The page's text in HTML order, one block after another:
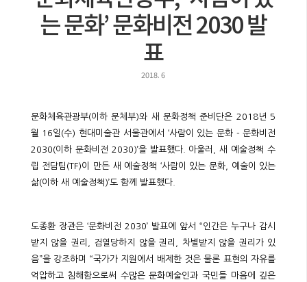
는 문화’ 문화비전 2030 발
표
2018. 6
문화체육관광부(이하 문체부)와 새 문화정책 준비단은 2018년 5
월 16일(수) 현대미술관 서울관에서 ‘사람이 있는 문화 - 문화비전
2030(이하 문화비전 2030)’을 발표했다. 아울러, 새 예술정책 수
립 전담팀(TF)이 만든 새 예술정책 ‘사람이 있는 문화, 예술이 있는
삶(이하 새 예술정책)’도 함께 발표했다.
도종환 장관은 ‘문화비전 2030’ 발표에 앞서 “인간은 누구나 감시
받지 않을 권리, 검열당하지 않을 권리, 차별받지 않을 권리가 있
음”을 강조하며 “국가가 지원에서 배제한 것은 물론 표현의 자유를
억압하고 침해함으로써 수많은 문화예술인과 국민들 마음에 깊은